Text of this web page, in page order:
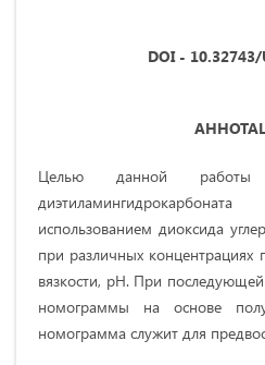
DOI -
Целью данной работы
использованием диоксида
при различных концентрациях
вязкости, рН. При
номограммы на основе
номограмма служит для